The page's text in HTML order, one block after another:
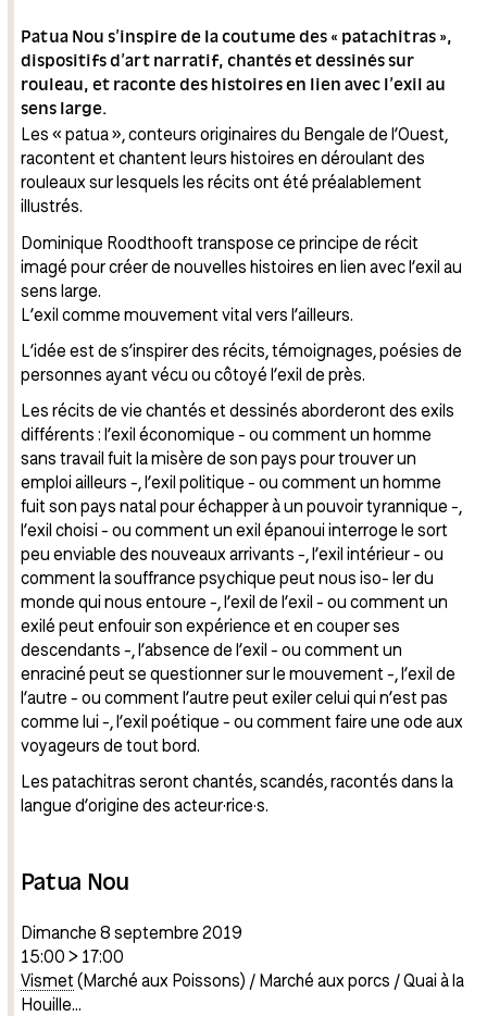
Patua Nou s’inspire de la coutume des « patachitras »,
dispositifs d’art narratif, chantés et dessinés sur
rouleau, et raconte des histoires en lien avec l’exil au
sens large.
Les « patua », conteurs originaires du Bengale de l’Ouest,
racontent et chantent leurs histoires en déroulant des
rouleaux sur lesquels les récits ont été préalablement
illustrés.
Dominique Roodthooft transpose ce principe de récit
imagé pour créer de nouvelles histoires en lien avec l’exil au
sens large.
L’exil comme mouvement vital vers l’ailleurs.
L’idée est de s’inspirer des récits, témoignages, poésies de
personnes ayant vécu ou côtoyé l’exil de près.
Les récits de vie chantés et dessinés aborderont des exils
différents : l’exil économique - ou comment un homme
sans travail fuit la misère de son pays pour trouver un
emploi ailleurs -, l’exil politique - ou comment un homme
fuit son pays natal pour échapper à un pouvoir tyrannique -,
l’exil choisi - ou comment un exil épanoui interroge le sort
peu enviable des nouveaux arrivants -, l’exil intérieur - ou
comment la souffrance psychique peut nous iso- ler du
monde qui nous entoure -, l’exil de l’exil - ou comment un
exilé peut enfouir son expérience et en couper ses
descendants -, l’absence de l’exil - ou comment un
enraciné peut se questionner sur le mouvement -, l’exil de
l’autre - ou comment l’autre peut exiler celui qui n’est pas
comme lui -, l’exil poétique - ou comment faire une ode aux
voyageurs de tout bord.
Les patachitras seront chantés, scandés, racontés dans la
langue d’origine des acteur·rice·s.
Patua Nou
Dimanche 8 septembre 2019
15:00 > 17:00
Vismet (Marché aux Poissons) / Marché aux porcs / Quai à la
Houille…